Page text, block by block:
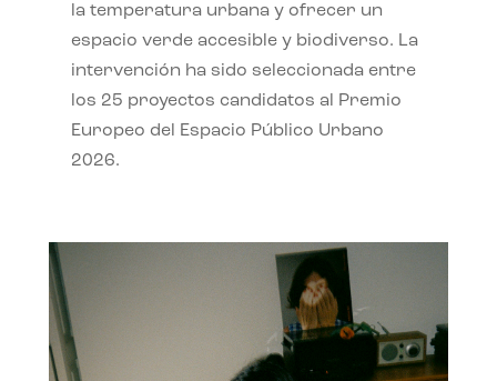
la temperatura urbana y ofrecer un
espacio verde accesible y biodiverso. La
intervención ha sido seleccionada entre
los 25 proyectos candidatos al Premio
Europeo del Espacio Público Urbano
2026.